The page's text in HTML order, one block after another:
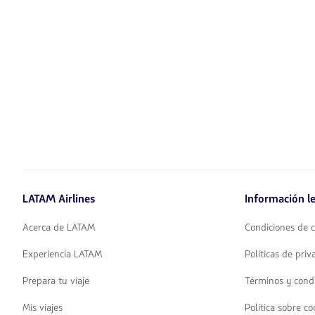
LATAM Airlines
Acerca de LATAM
Experiencia LATAM
Prepara tu viaje
Mis viajes
Información
Condiciones de
Políticas de
Términos y
Política sobre